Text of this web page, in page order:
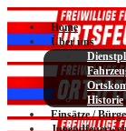
Home
Über uns
Historie
Einsätze /